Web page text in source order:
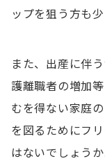
ップを狙う方も
また、出産に伴
護離職者の増加
むを得ない家庭
を図るためにフ
はないでしょうか